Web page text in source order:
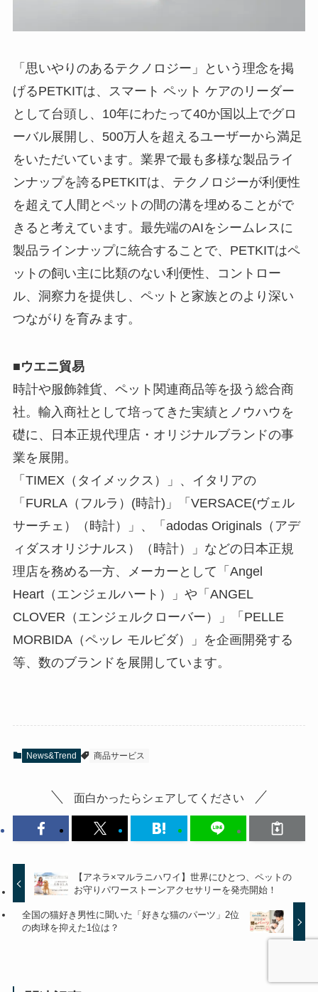
「思いやりのあるテクノロジー」という理念を掲
げるPETKITは、スマート ペット ケアのリーダー
として台頭し、10年にわたって40か国以上でグロ
ーバル展開し、500万人を超えるユーザーから満足
をいただいています。業界で最も多様な製品ライ
ンナップを誇るPETKITは、テクノロジーが利便性
を超えて人間とペットの間の溝を埋めることがで
きると考えています。最先端のAIをシームレスに
製品ラインナップに統合することで、PETKITはペ
ットの飼い主に比類のない利便性、コントロー
ル、洞察力を提供し、ペットと家族とのより深い
つながりを育みます。
■ウエニ貿易
時計や服飾雑貨、ペット関連商品等を扱う総合商
社。輸入商社として培ってきた実績とノウハウを
礎に、日本正規代理店・オリジナルブランドの事
業を展開。
「TIMEX（タイメックス）」、イタリアの
「FURLA（フルラ）(時計)」「VERSACE(ヴェル
サーチェ）（時計）」、「adodas Originals（アデ
ィダスオリジナルス）（時計）」などの⽇本正規
理店を務める⼀⽅、メーカーとして「Angel
Heart（エンジェルハート）」や「ANGEL
CLOVER（エンジェルクローバー）」「PELLE
MORBIDA（ペッレ モルビダ）」を企画開発する
等、数のブランドを展開しています。
News&Trend 商品サービス
面白かったらシェアしてください
【アネラ×マルラニハワイ】世界にひとつ、ペットの
お守りパワーストーンアクセサリーを発売開始！
全国の猫好き男性に聞いた「好きな猫のパーツ」2位
の肉球を抑えた1位は？